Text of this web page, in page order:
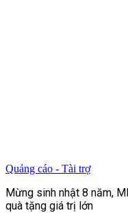
Quảng cáo - Tài trợ
Mừng sinh nhật 8 năm,
quà tặng giá trị lớn